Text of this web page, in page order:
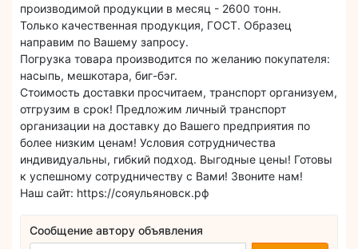
производимой продукции в месяц - 2600 тонн.
Только качественная продукция, ГОСТ. Образец
направим по Вашему запросу.
Погрузка товара производится по желанию покупателя:
насыпь, мешкотара, биг-бэг.
Стоимость доставки просчитаем, транспорт организуем,
отгрузим в срок! Предложим личный транспорт
организации на доставку до Вашего предприятия по
более низким ценам! Условия сотрудничества
индивидуальны, гибкий подход. Выгодные цены! Готовы
к успешному сотрудничеству с Вами! Звоните нам!
Наш сайт: https://сояульяновск.рф
Сообщение автору объявления